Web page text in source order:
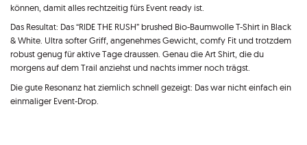
können, damit alles rechtzeitig fürs Event ready ist.
Das Resultat: Das “RIDE THE RUSH” brushed Bio-Baumwolle T-Shirt in Black
& White. Ultra softer Griff, angenehmes Gewicht, comfy Fit und trotzdem
robust genug für aktive Tage draussen. Genau die Art Shirt, die du
morgens auf dem Trail anziehst und nachts immer noch trägst.
Die gute Resonanz hat ziemlich schnell gezeigt: Das war nicht einfach ein
einmaliger Event-Drop.